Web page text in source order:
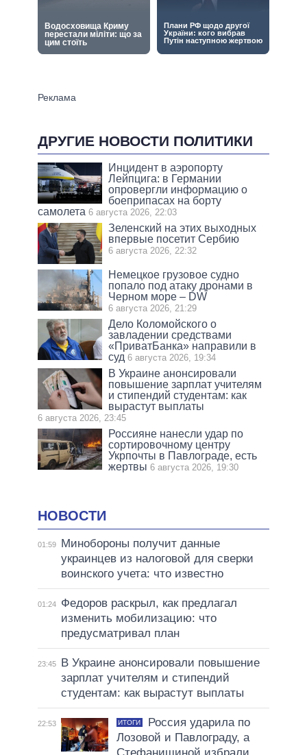
ДРУГИЕ НОВОСТИ ПОЛИТИКИ
Инцидент в аэропорту
Лейпцига: в Германии
опровергли информацию о
боеприпасах на борту
самолета 6 августа 2026, 22:03
Зеленский на этих выходных
впервые посетит Сербию
6 августа 2026, 22:32
Немецкое грузовое судно
попало под атаку дронами в
Черном море – DW
6 августа 2026, 21:29
Дело Коломойского о
завладении средствами
«ПриватБанка» направили в
суд 6 августа 2026, 19:34
В Украине анонсировали
повышение зарплат учителям
и стипендий студентам: как
вырастут выплаты
6 августа 2026, 23:45
Россияне нанесли удар по
сортировочному центру
Укрпочты в Павлограде, есть
жертвы 6 августа 2026, 19:30
НОВОСТИ
01:59
Минобороны получит данные
украинцев из налоговой для сверки
воинского учета: что известно
01:24
Федоров раскрыл, как предлагал
изменить мобилизацию: что
предусматривал план
23:45
В Украине анонсировали повышение
зарплат учителям и стипендий
студентам: как вырастут выплаты
22:53 ИТОГИ
Россия ударила по
Лозовой и Павлограду, а